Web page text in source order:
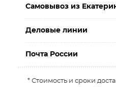
Самовывоз из
Деловые линии
Почта России
* Стоимость и сроки